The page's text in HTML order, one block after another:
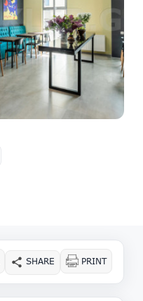
SHARE PRINT